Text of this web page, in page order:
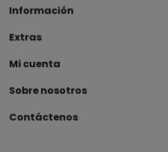
Información
Extras
Mi cuenta
Sobre nosotros
Contáctenos